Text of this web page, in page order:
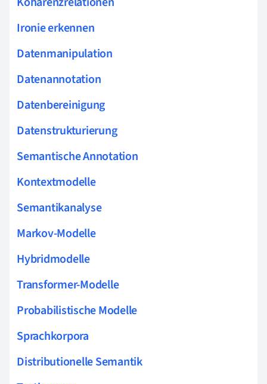
Ironie erkennen
Datenmanipulation
Datenannotation
Datenbereinigung
Datenstrukturierung
Semantische Annotation
Kontextmodelle
Semantikanalyse
Markov-Modelle
Hybridmodelle
Transformer-Modelle
Probabilistische Modelle
Sprachkorpora
Distributionelle Semantik